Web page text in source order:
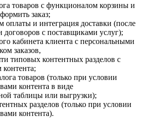
товаров с функционалом корзины и
заказ;
оплаты и интеграция доставки (после
договоров с поставщиками услуг);
кабинета клиента с персональными
заказов,
типовых контентных разделов с
товаров (только при условии
контента в виде
таблицы или выгрузки);
разделов (только при условии
контента).